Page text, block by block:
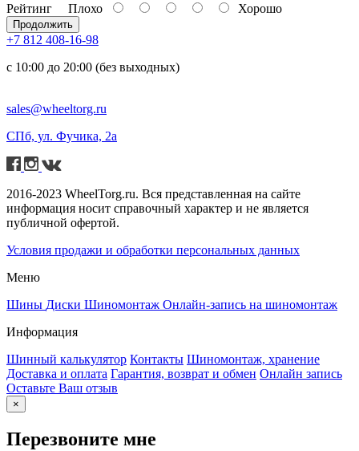
Рейтинг Плохо Хорошо
Продолжить
+7 812 408-16-98
с 10:00 до 20:00 (без выходных)
sales@wheeltorg.ru
СПб, ул. Фучика, 2а
2016-2023 WheelTorg.ru. Вся представленная на сайте
информация носит справочный характер и не является
публичной офертой.
Условия продажи и обработки персональных данных
Меню
Шины Диски Шиномонтаж Онлайн-запись на шиномонтаж
Информация
Шинный калькулятор Контакты Шиномонтаж, хранение
Доставка и оплата Гарантия, возврат и обмен Онлайн запись
Оставьте Ваш отзыв
×
Перезвоните мне